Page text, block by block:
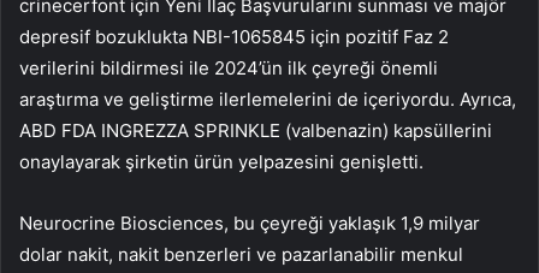
crinecerfont için Yeni İlaç Başvurularını sunması ve majör
depresif bozuklukta NBI-1065845 için pozitif Faz 2
verilerini bildirmesi ile 2024’ün ilk çeyreği önemli
araştırma ve geliştirme ilerlemelerini de içeriyordu. Ayrıca,
ABD FDA INGREZZA SPRINKLE (valbenazin) kapsüllerini
onaylayarak şirketin ürün yelpazesini genişletti.
Neurocrine Biosciences, bu çeyreği yaklaşık 1,9 milyar
dolar nakit, nakit benzerleri ve pazarlanabilir menkul